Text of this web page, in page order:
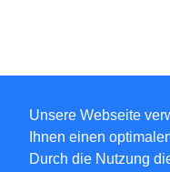
Unsere Webseite
Ihnen einen
Durch die Nutzung